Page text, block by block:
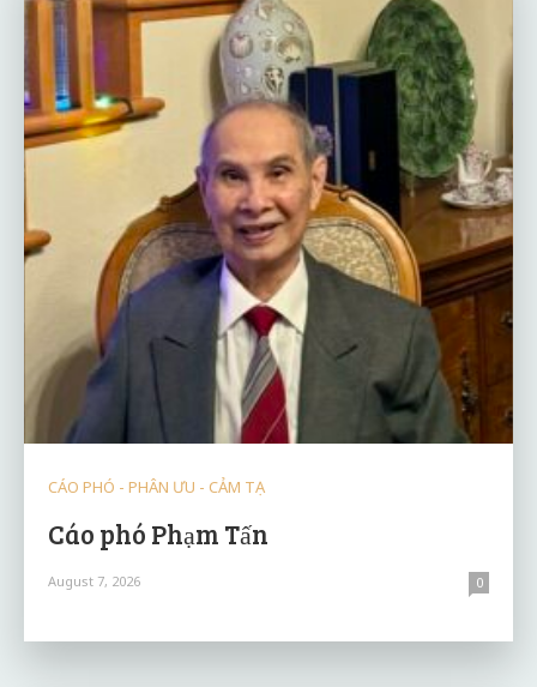
CÁO PHÓ - PHÂN ƯU - CẢM TẠ
Cáo phó Phạm Tấn
August 7, 2026 0